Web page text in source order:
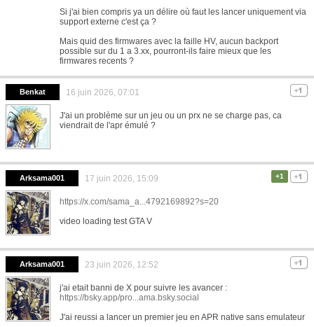
Si j'ai bien compris ya un délire où faut les lancer uniquement via
support externe c'est ça ?
Mais quid des firmwares avec la faille HV, aucun backport
possible sur du 1 a 3.xx, pourront-ils faire mieux que les
firmwares recents ?
Benkat 16 juin 2026, 07:01
J'ai un problème sur un jeu ou un prx ne se charge pas, ca
viendrait de l'apr émulé ?
Arksama001 17 juin 2026, 15:09 +1
https://x.com/sama_a...4792169892?s=20
video loading test GTA V
Arksama001 23 juin 2026, 12:52
j'ai etait banni de X pour suivre les avancer :
https://bsky.app/pro...ama.bsky.social
J'ai reussi a lancer un premier jeu en APR native sans emulateur